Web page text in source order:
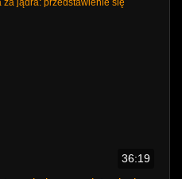
36:19